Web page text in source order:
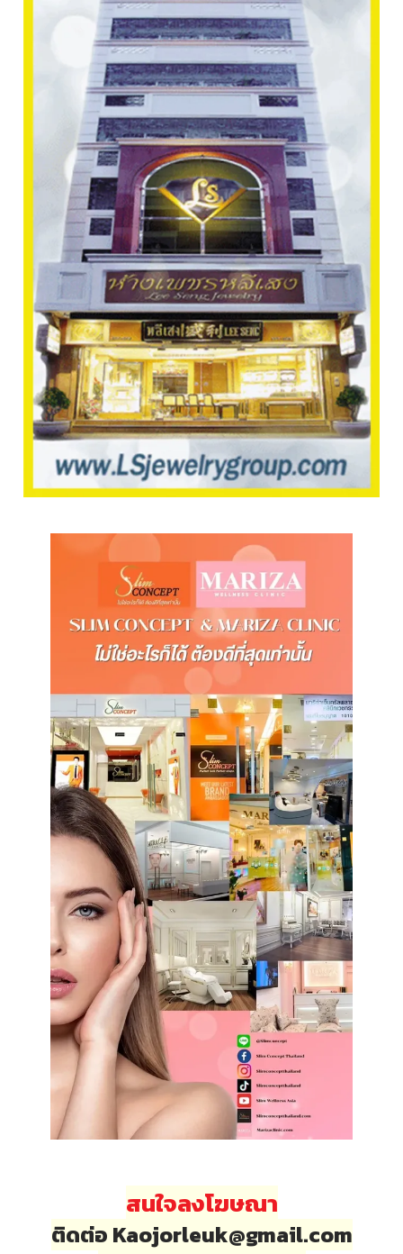
สนใจลงโฆษณา
ติดต่อ Kaojorleuk@gmail.com